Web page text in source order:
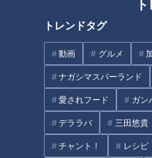
トレンドタグ
動画 グルメ
ナガシマスパーランド
愛されフード ガン
デララバ 三田悠貴
チャント！ レシピ
99%UFOが見れる方法、その結
果がヤバ過ぎた【ツイ都市
エンタメ 見逃し
たっくー＆ナナフシギのツイ